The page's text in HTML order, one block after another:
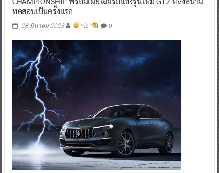
ทดสอบเป็นครั้งแรก
28 มีนาคม 2023 ^ jo ^ 0